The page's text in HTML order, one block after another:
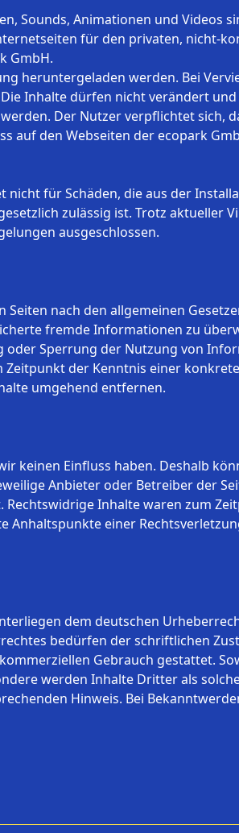
Sounds, Animationen und Videos
für den privaten, nicht-
GmbH.
heruntergeladen werden. Bei
Inhalte dürfen nicht verändert
Der Nutzer verpflichtet sich,
auf den Webseiten der ecopark
für Schäden, die aus der
zulässig ist. Trotz aktueller
ausgeschlossen.
nach den allgemeinen
fremde Informationen zu
Sperrung der Nutzung von
der Kenntnis einer
umgehend entfernen.
keinen Einfluss haben. Deshalb
Anbieter oder Betreiber der
Inhalte waren zum
einer
dem deutschen
bedürfen der schriftlichen
Gebrauch gestattet.
werden Inhalte Dritter als
Hinweis. Bei